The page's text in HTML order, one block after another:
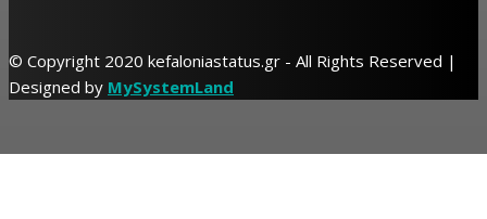
© Copyright 2020 kefaloniastatus.gr - All Rights Reserved |
Designed by MySystemLand